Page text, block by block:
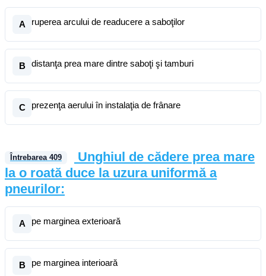
A ruperea arcului de readucere a saboţilor
B distanţa prea mare dintre saboţi şi tamburi
C prezenţa aerului în instalaţia de frânare
Întrebarea 409
Unghiul de cădere prea mare
la o roată duce la uzura uniformă a
pneurilor:
A pe marginea exterioară
B pe marginea interioară